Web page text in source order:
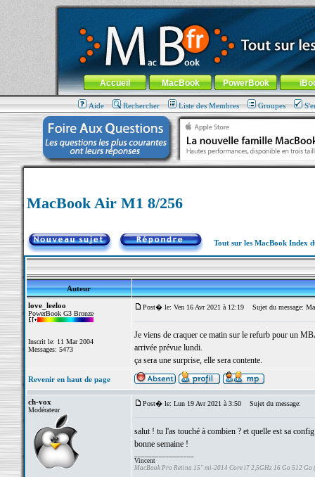
MacBook-fr.com : 100% Apple... 100% nomade !
Aller au contenu-Aller au menu général-Aller au menu de
Menu général
Accueil MacBook PowerBook
Aide Rechercher Liste des Membres Groupes
MacBook Air M1 8/256
Tout sur les MacBook Index
Auteur
love_leeloo
PowerBook G3 Bronze
Inscrit le: 11 Mar 2004
Messages: 5473
Post� le: Ven 16 Avr 2021 à 12:19 Sujet du message:
Je viens de craquer ce matin sur le refurb pour un
arrivée prévue lundi.
ça sera une surprise, elle sera contente.
Revenir en haut de page
ch-vox
Modérateur
Post� le: Lun 19 Avr 2021 à 3:50 Sujet du message:
salut ! tu l'as touché à combien ? et quelle est sa config
bonne semaine !
Vincent
MacBook Pro Retina 15" mi-2014 Core i7 2,5GHz 16 Go 512 Go